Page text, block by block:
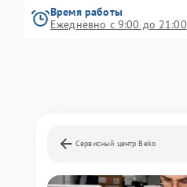
Время работы
Ежедневно с 9:00 до 21:00
Сервисный центр Beko